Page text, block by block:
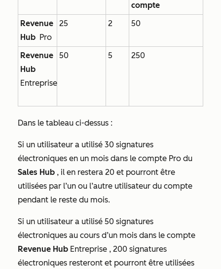
compte
Revenue
Hub Pro
25 2 50
Revenue
Hub
Entreprise
50 5 250
Dans le tableau ci-dessus :
Si un utilisateur a utilisé 30 signatures
électroniques en un mois dans le compte Pro du
Sales Hub , il en restera 20 et pourront être
utilisées par l’un ou l’autre utilisateur du compte
pendant le reste du mois.
Si un utilisateur a utilisé 50 signatures
électroniques au cours d’un mois dans le compte
Revenue Hub Entreprise , 200 signatures
électroniques resteront et pourront être utilisées